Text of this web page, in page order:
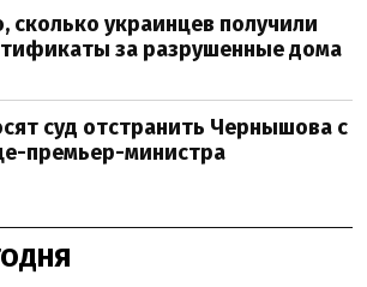
сколько украинцев получили
за разрушенные дома
суд отстранить Чернышова с
премьер-министра